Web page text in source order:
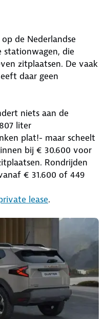
de Nederlandse
stationwagen, die
zitplaatsen. De vaak
daar geen
niets aan de
liter
plat!- maar scheelt
bij € 30.600 voor
Rondrijden
€ 31.600 of 449
lease.